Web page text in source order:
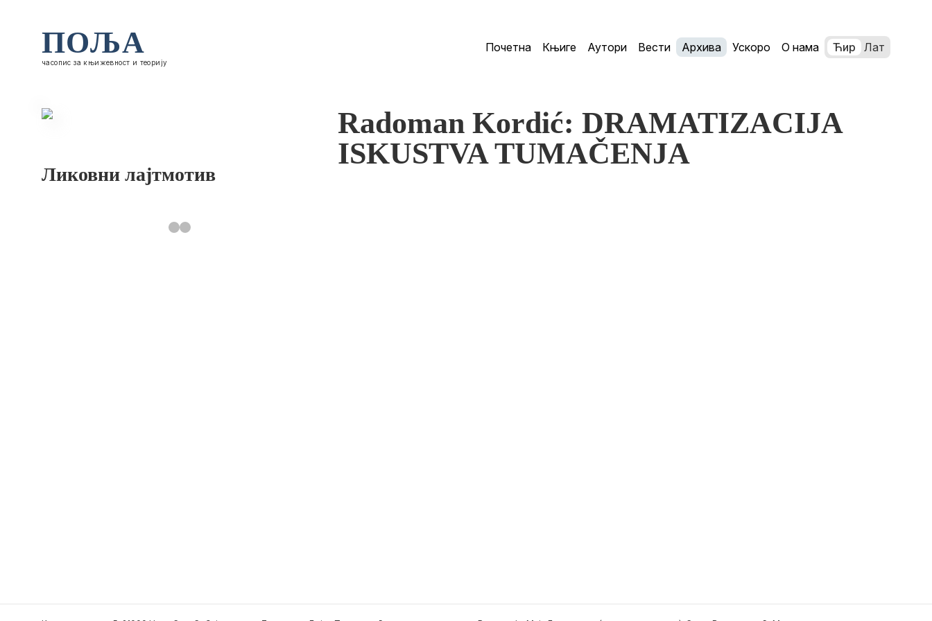
ПОЉА
часопис за књижевност и теорију
Почетна Књиге Аутори Вести Архива Ускоро О нама Ћир Лат
Ликовни лајтмотив
Radoman Kordić: DRAMATIZACIJA
ISKUSTVA TUMAČENJA